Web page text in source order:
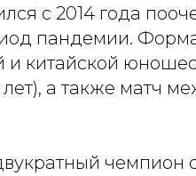
с 2014 года
пандемии.
и китайской
а также матч
чемпион